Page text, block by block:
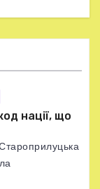
нації, що